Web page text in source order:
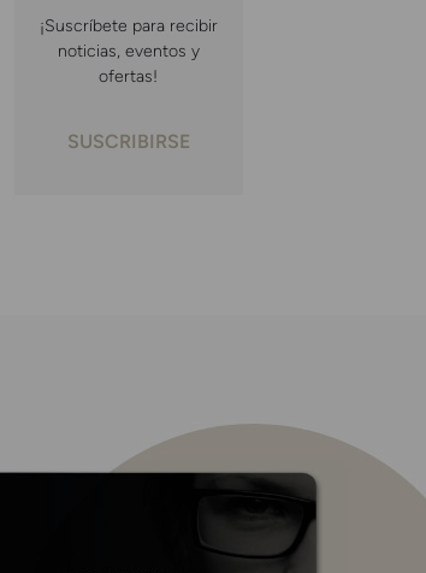
¡Suscríbete para recibir
noticias, eventos y
ofertas!
SUSCRIBIRSE